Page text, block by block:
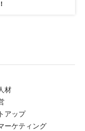
材
アップ
ーケティング